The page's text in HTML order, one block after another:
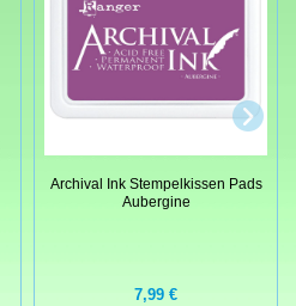
Archival Ink Stempelkissen Pads
Aubergine
7,99 €